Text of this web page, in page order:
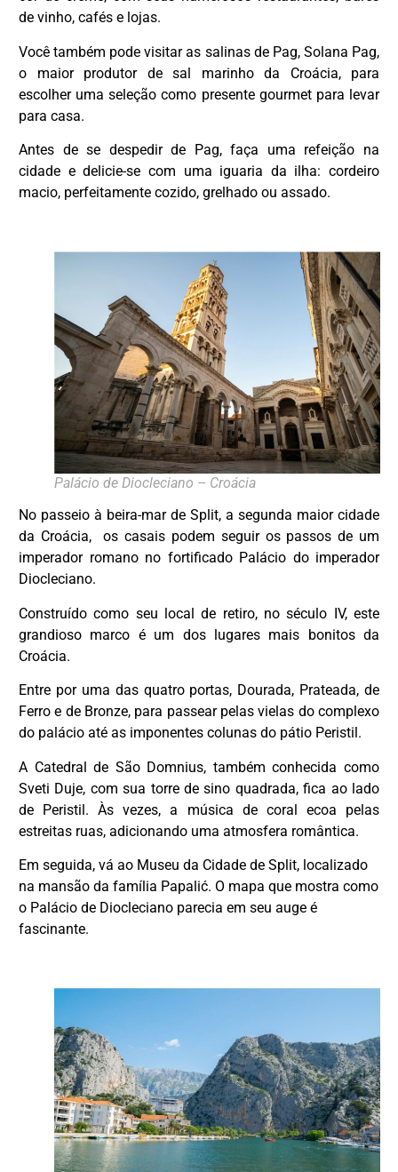
de vinho, cafés e lojas.
Você também pode visitar as salinas de Pag, Solana Pag,
o maior produtor de sal marinho da Croácia, para
escolher uma seleção como presente gourmet para levar
para casa.
Antes de se despedir de Pag, faça uma refeição na
cidade e delicie-se com uma iguaria da ilha: cordeiro
macio, perfeitamente cozido, grelhado ou assado.
Palácio de Diocleciano – Croácia
No passeio à beira-mar de Split, a segunda maior cidade
da Croácia, os casais podem seguir os passos de um
imperador romano no fortificado Palácio do imperador
Diocleciano.
Construído como seu local de retiro, no século IV, este
grandioso marco é um dos lugares mais bonitos da
Croácia.
Entre por uma das quatro portas, Dourada, Prateada, de
Ferro e de Bronze, para passear pelas vielas do complexo
do palácio até as imponentes colunas do pátio Peristil.
A Catedral de São Domnius, também conhecida como
Sveti Duje, com sua torre de sino quadrada, fica ao lado
de Peristil. Às vezes, a música de coral ecoa pelas
estreitas ruas, adicionando uma atmosfera romântica.
Em seguida, vá ao Museu da Cidade de Split, localizado
na mansão da família Papalić. O mapa que mostra como
o Palácio de Diocleciano parecia em seu auge é
fascinante.